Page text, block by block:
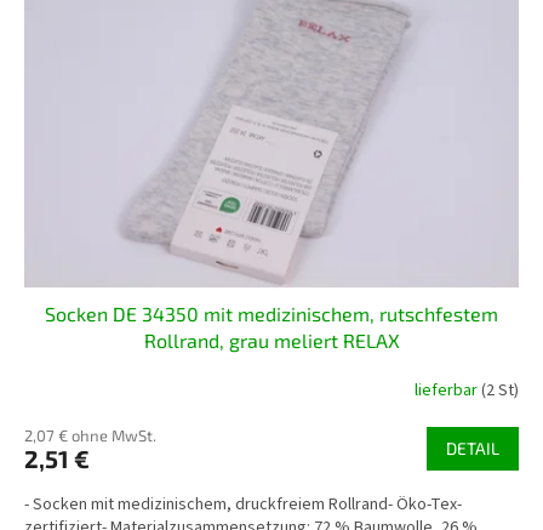
Socken DE 34350 mit medizinischem, rutschfestem
Rollrand, grau meliert RELAX
lieferbar(2 St)
2,07 € ohne MwSt.
2,51 € DETAIL
- Socken mit medizinischem, druckfreiem Rollrand- Öko-Tex-